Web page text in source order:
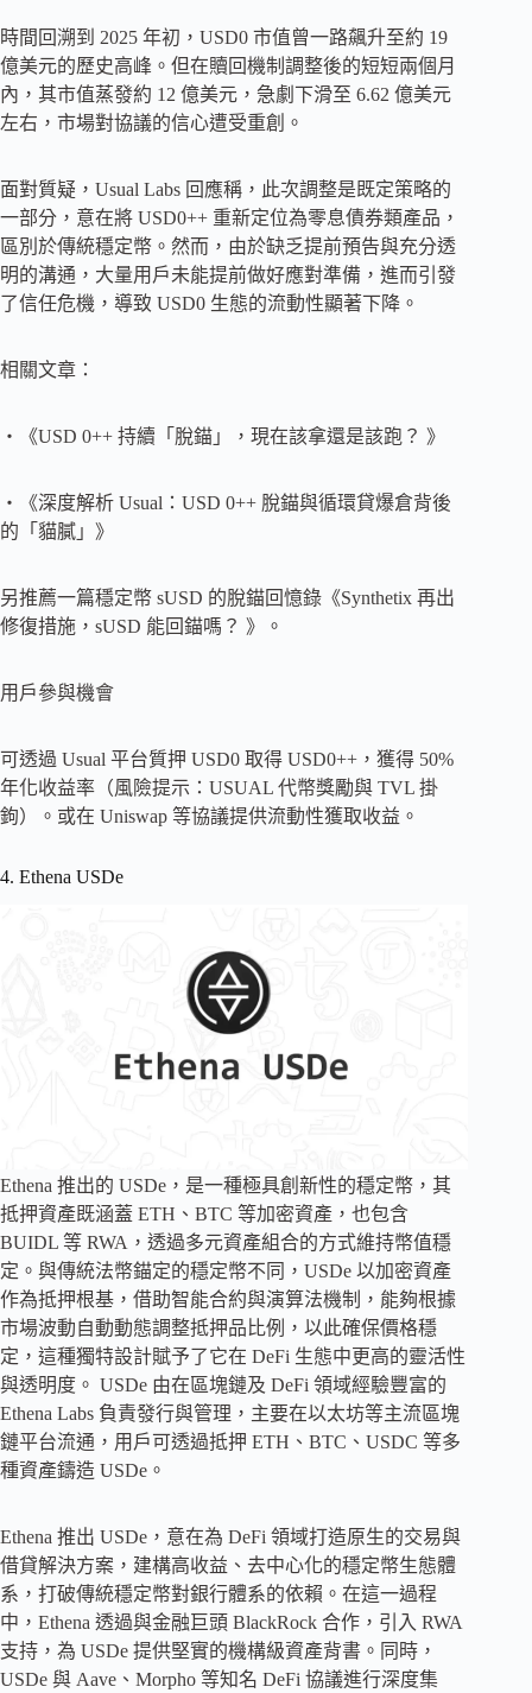
時間回溯到 2025 年初，USD0 市值曾一路飆升至約 19
億美元的歷史高峰。但在贖回機制調整後的短短兩個月
內，其市值蒸發約 12 億美元，急劇下滑至 6.62 億美元
左右，市場對協議的信心遭受重創。
面對質疑，Usual Labs 回應稱，此次調整是既定策略的
一部分，意在將 USD0++ 重新定位為零息債券類產品，
區別於傳統穩定幣。然而，由於缺乏提前預告與充分透
明的溝通，大量用戶未能提前做好應對準備，進而引發
了信任危機，導致 USD0 生態的流動性顯著下降。
相關文章：
・《USD 0++ 持續「脫錨」，現在該拿還是該跑？ 》
・《深度解析 Usual：USD 0++ 脫錨與循環貸爆倉背後
的「貓膩」》
另推薦一篇穩定幣 sUSD 的脫錨回憶錄《Synthetix 再出
修復措施，sUSD 能回錨嗎？ 》。
用戶參與機會
可透過 Usual 平台質押 USD0 取得 USD0++，獲得 50%
年化收益率（風險提示：USUAL 代幣獎勵與 TVL 掛
鉤）。或在 Uniswap 等協議提供流動性獲取收益。
4. Ethena USDe
Ethena 推出的 USDe，是一種極具創新性的穩定幣，其
抵押資產既涵蓋 ETH、BTC 等加密資產，也包含
BUIDL 等 RWA，透過多元資產組合的方式維持幣值穩
定。與傳統法幣錨定的穩定幣不同，USDe 以加密資產
作為抵押根基，借助智能合約與演算法機制​​，能夠根據
市場波動自動動態調整抵押品比例，以此確保價格穩
定，這種獨特設計賦予了它在 DeFi 生態中更高的靈活性
與透明度。 USDe 由在區塊鏈及 DeFi 領域經驗豐富的
Ethena Labs 負責發行與管理，主要在以太坊等主流區塊
鏈平台流通，用戶可透過抵押 ETH、BTC、USDC 等多
種資產鑄造 USDe。
Ethena 推出 USDe，意在為 DeFi 領域打造原生的交易與
借貸解決方案，建構高收益、去中心化的穩定幣生態體
系，打破傳統穩定幣對銀行體系的依賴。在這一過程
中，Ethena 透過與金融巨頭 BlackRock 合作，引入 RWA
支持，為 USDe 提供堅實的機構級資產背書。同時，
USDe 與 Aave、Morpho 等知名 DeFi 協議進行深度集